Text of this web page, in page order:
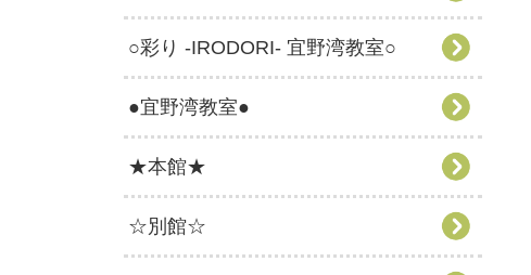
○彩り -IRODORI- 宜野湾教室○
●宜野湾教室●
★本館★
☆別館☆